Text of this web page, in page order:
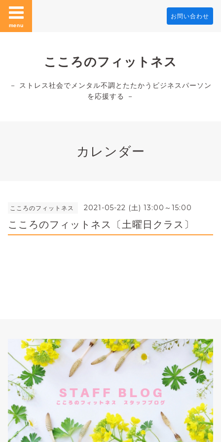
menu
お問い合わせ
こころのフィットネス
－ ストレス社会でメンタル不調とたたかうビジネスパーソン
を応援する －
カレンダー
こころのフィットネス 2021-05-22 (土) 13:00～15:00
こころのフィットネス〔土曜日クラス〕